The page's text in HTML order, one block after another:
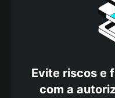
Evite riscos e
com a